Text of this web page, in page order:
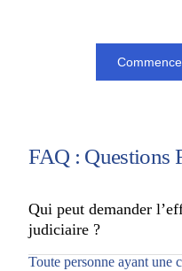
FAQ : Questions
Qui peut demander
judiciaire ?
Toute personne ayant une